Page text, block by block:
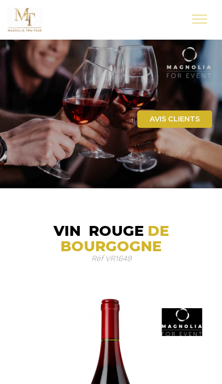
AVIS CLIENTS
VIN ROUGE DE
BOURGOGNE
Réf VR1649